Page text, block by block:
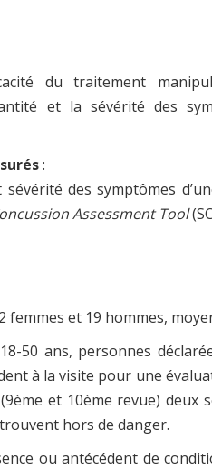
du traitement
et la sévérité des
:
des symptômes
Assessment Tool
femmes et 19 hommes,
50 ans, personnes
à la visite pour une
et 10ème revue)
hors de danger.
ou antécédent de